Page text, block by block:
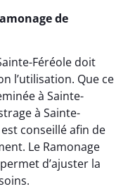
de
Féréole doit
l’utilisation. Que ce
à Sainte-
à Sainte-
conseillé afin de
Le Ramonage
d’ajuster la